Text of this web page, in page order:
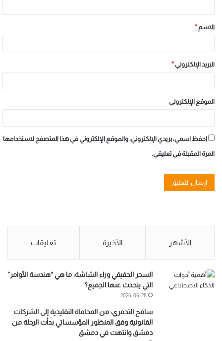
الاسم*
البريد الإلكتروني *
الموقع الإلكتروني
احفظ اسمي، بريدي الإلكتروني، والموقع الإلكتروني في هذا المتصفح لاستخدامها
المرة المقبلة في تعليقي.
الأشهر الأخيرة تعليقات
السحر الحقيقي وراء الشاشة: ما هي “هندسة الأوامر”
التي يتحدث عنها الجميع؟
2026-06-28
سامح التدمري: من المحاماة التقليدية إلى الشركات
القانونية وفق المنظور المؤسساتي بدأت الرحلة من
دمشق وانتهت في دمشق